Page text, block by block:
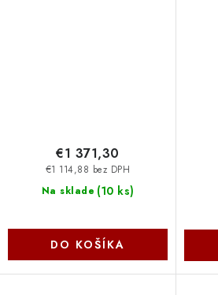
Na sklade (10 ks)
€1 114,88 bez DPH
€1 371,30
DO KOŠÍKA